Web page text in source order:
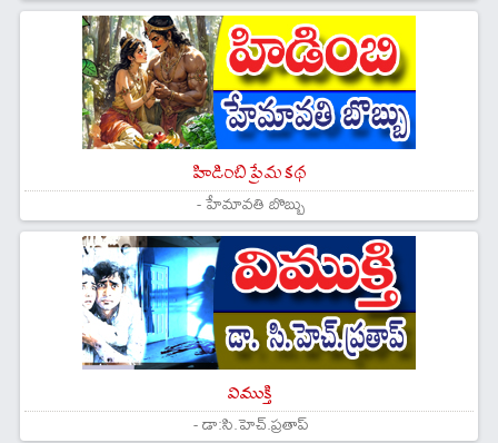
హిడింబి ప్రేమ కథ
- హేమావతి బొబ్బు
విముక్తి
- డా:సి.హెచ్.ప్రతాప్